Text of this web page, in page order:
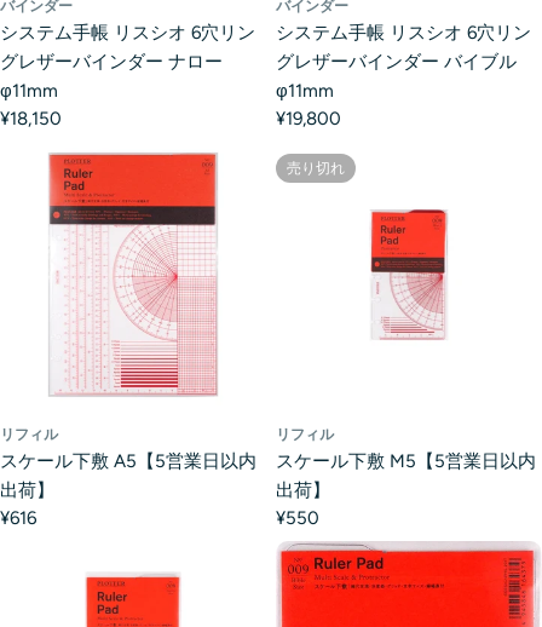
バインダー
システム手帳 リスシオ 6穴リン
グレザーバインダー ナロー
φ11mm
¥18,150
バインダー
システム手帳 リスシオ 6穴リン
グレザーバインダー バイブル
φ11mm
¥19,800
リフィル
スケール下敷 A5【5営業日以内
出荷】
¥616
売り切れ
リフィル
スケール下敷 M5【5営業日以内
出荷】
¥550